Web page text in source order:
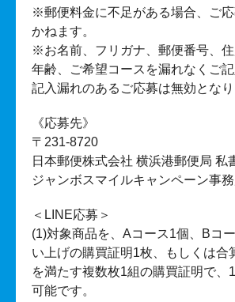
※郵便料金に不足がある場合、ご
かねます。
※お名前、フリガナ、郵便番号、住
年齢、ご希望コースを漏れなくご
記入漏れのあるご応募は無効となり
《応募先》
〒231-8720
日本郵便株式会社 横浜港郵便局 私
ジャンボスマイルキャンペーン事
＜LINE応募＞
(1)対象商品を、Aコース1個、Bコ
い上げの購買証明1枚、もしくは合
を満たす複数枚1組の購買証明で、
可能です。